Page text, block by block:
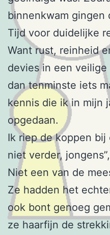
binnenkwam gingen
Tijd voor duidelijke
Want rust, reinheid
devies in een
dan tenminste iets
kennis die ik in mijn
opgedaan.
Ik riep de koppen bij
niet verder,
Niet een van de
Ze hadden het
ook bont genoeg
ze haarfijn de